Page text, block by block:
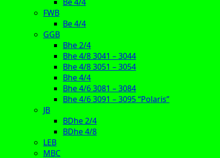
FWB
Be 4/4
GGB
Bhe 2/4
Bhe 4/8 3041 – 3044
Bhe 4/8 3051 – 3054
Bhe 4/4
Bhe 4/6 3081 – 3084
Bhe 4/6 3091 – 3095 “Polaris”
JB
BDhe 2/4
BDhe 4/8
LEB
MBC